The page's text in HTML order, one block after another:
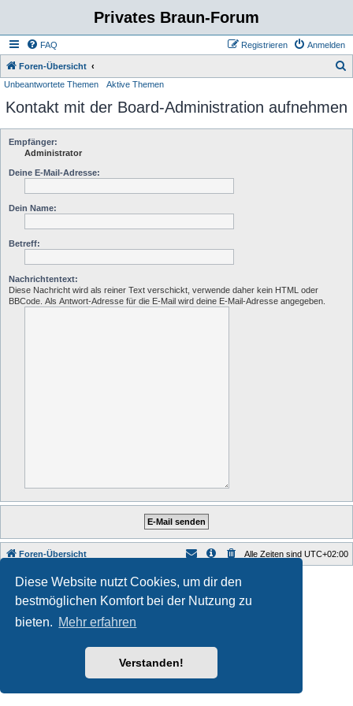
Diese Website nutzt Cookies, um dir den
bestmöglichen Komfort bei der Nutzung zu
bieten. Mehr erfahren
Verstanden!
Privates Braun-Forum
FAQ Anmelden
Registrieren
Foren-Übersicht
Unbeantwortete Themen Aktive Themen
Kontakt mit der Board-Administration aufnehmen
Empfänger:
Administrator
Deine E-Mail-Adresse:
Dein Name:
Betreff:
Nachrichtentext:
Diese Nachricht wird als reiner Text verschickt, verwende daher kein HTML oder
BBCode. Als Antwort-Adresse für die E-Mail wird deine E-Mail-Adresse angegeben.
Foren-Übersicht Alle Zeiten sind UTC+02:00
Style developer by forum tricolor tv,
Powered byphpBB ® Forum Software © phpBB Limited
Deutsche Übersetzung durchphpBB.de
Datenschutz